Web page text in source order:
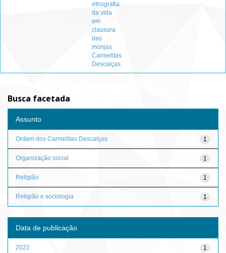
etnografia
da vida
em
clausura
das
monjas
Carmelitas
Descalças
Busca facetada
Assunto
1
Ordem dos Carmelitas Descalços
1
Organização social
1
Religião
1
Religião e sociologia
Data de publicação
1
2022